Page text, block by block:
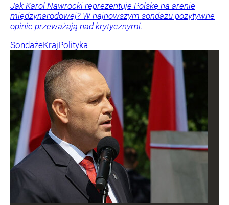
Jak Karol Nawrocki reprezentuje Polskę na arenie
międzynarodowej? W najnowszym sondażu pozytywne
opinie przeważają nad krytycznymi.
SondażeKrajPolityka